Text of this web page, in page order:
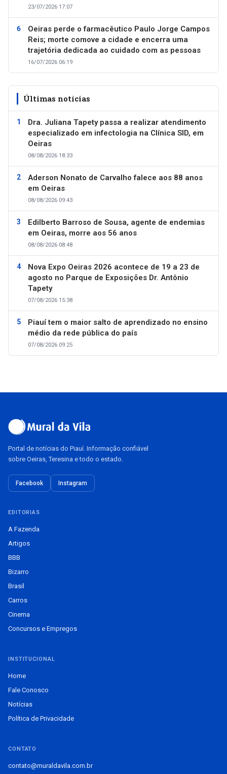
23/07/2026 17:07
Oeiras perde o farmacêutico Paulo Jorge Campos
Reis; morte comove a cidade e encerra uma
trajetória dedicada ao cuidado com as pessoas
16/07/2026 06:19
Últimas notícias
Dra. Juliana Tapety passa a realizar atendimento
especializado em infectologia na Clínica SID, em
Oeiras
08/08/2026 18:33
Aderson Nonato de Carvalho falece aos 88 anos
em Oeiras
08/08/2026 09:43
Edilberto Barroso de Sousa, agente de endemias
em Oeiras, morre aos 56 anos
08/08/2026 08:48
Nova Expo Oeiras 2026 acontece de 19 a 23 de
agosto no Parque de Exposições Dr. Antônio
Tapety
07/08/2026 15:38
Piauí tem o maior salto de aprendizado no ensino
médio da rede pública do país
07/08/2026 09:25
Portal de notícias do Piauí. Informação confiável
sobre Oeiras, Teresina e todo o estado.
Facebook Instagram
EDITORIAS
A Fazenda
Artigos
BBB
Bizarro
Brasil
Carros
Cinema
Concursos e Empregos
INSTITUCIONAL
Home
Fale Conosco
Notícias
Política de Privacidade
CONTATO
contato@muraldavila.com.br